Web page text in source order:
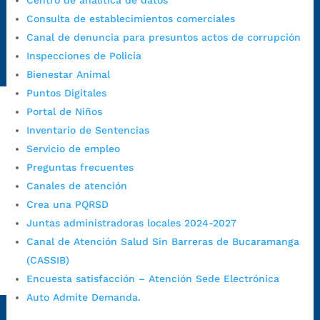
Consulta de establecimientos comerciales
Canal de denuncia para presuntos actos de corrupción
Inspecciones de Policía
Bienestar Animal
Puntos Digitales
Portal de Niños
Inventario de Sentencias
Servicio de empleo
Preguntas frecuentes
Canales de atención
Crea una PQRSD
Juntas administradoras locales 2024-2027
Canal de Atención Salud Sin Barreras de Bucaramanga
(CASSIB)
Encuesta satisfacción – Atención Sede Electrónica
Auto Admite Demanda.
https://canaldenuncia.bucaramanga.gov.co/
Emergencia:https://emergencia.bucaramanga.gov.co/
Radique aquí su queja disciplinaria:
https://www.bucaramanga.gov.co/gobierno-ciudadanos-
1/secretarias/oficina-de-control-interno-disciplinario/
Alcaldía de Bucaramanga
@AlcaldíaBGA
Alcaldía de Bucaramanga
PrensaBucaramanga
Autorización de Tratamiento de Datos Personales